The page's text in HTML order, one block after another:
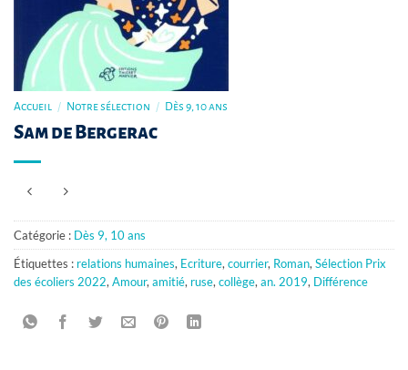
Accueil / Notre sélection / Dès 9, 10 ans
Sam de Bergerac
Catégorie : Dès 9, 10 ans
Étiquettes : relations humaines, Ecriture,courrier, Roman,Sélection Prix
des écoliers 2022,Amour,amitié, ruse,collège,an. 2019, Différence